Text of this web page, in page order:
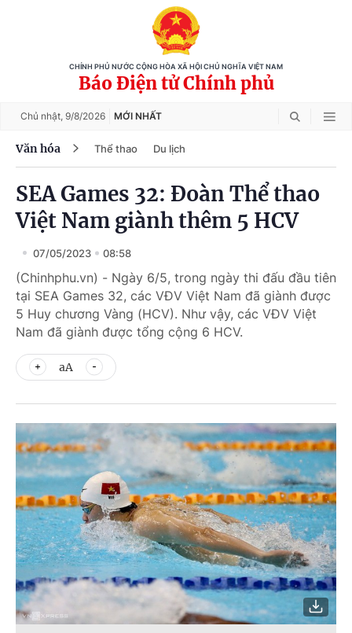
CHÍNH PHỦ NƯỚC CỘNG HÒA XÃ HỘI CHỦ NGHĨA VIỆT NAM
Báo Điện tử Chính phủ
Chủ nhật, 9/8/2026 MỚI NHẤT
Văn hóa Thể thao Du lịch
SEA Games 32: Đoàn Thể thao
Việt Nam giành thêm 5 HCV
07/05/2023 08:58
(Chinhphu.vn) - Ngày 6/5, trong ngày thi đấu đầu tiên
tại SEA Games 32, các VĐV Việt Nam đã giành được
5 Huy chương Vàng (HCV). Như vậy, các VĐV Việt
Nam đã giành được tổng cộng 6 HCV.
aA